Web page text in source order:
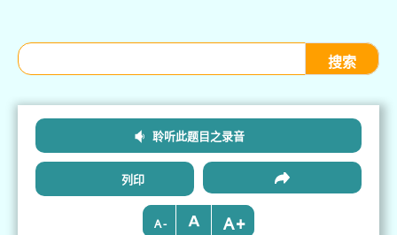
聆听此题目之录音
列印
- +